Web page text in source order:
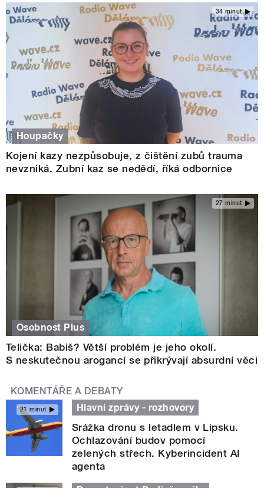
34 minut
Houpačky
Kojení kazy nezpůsobuje, z čištění zubů trauma
nevzniká. Zubní kaz se nedědí, říká odbornice
27 minut
Osobnost Plus
Telička: Babiš? Větší problém je jeho okolí.
S neskutečnou arogancí se přikrývají absurdní věci
KOMENTÁŘE A DEBATY
21 minut Hlavní zprávy - rozhovory
Srážka dronu s letadlem v Lipsku.
Ochlazování budov pomocí
zelených střech. Kyberincident AI
agenta